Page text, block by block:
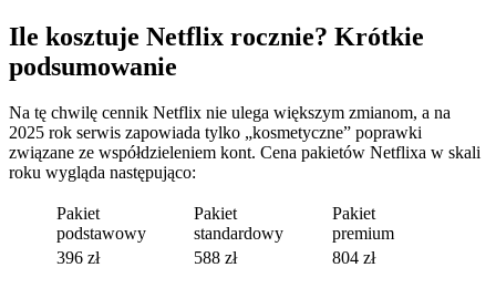
Ile kosztuje Netflix rocznie? Krótkie
podsumowanie
Na tę chwilę cennik Netflix nie ulega większym zmianom, a na
2025 rok serwis zapowiada tylko „kosmetyczne” poprawki
związane ze współdzieleniem kont. Cena pakietów Netflixa w skali
roku wygląda następująco:
Pakiet
podstawowy
Pakiet
standardowy
Pakiet
premium
396 zł
588 zł 804 zł